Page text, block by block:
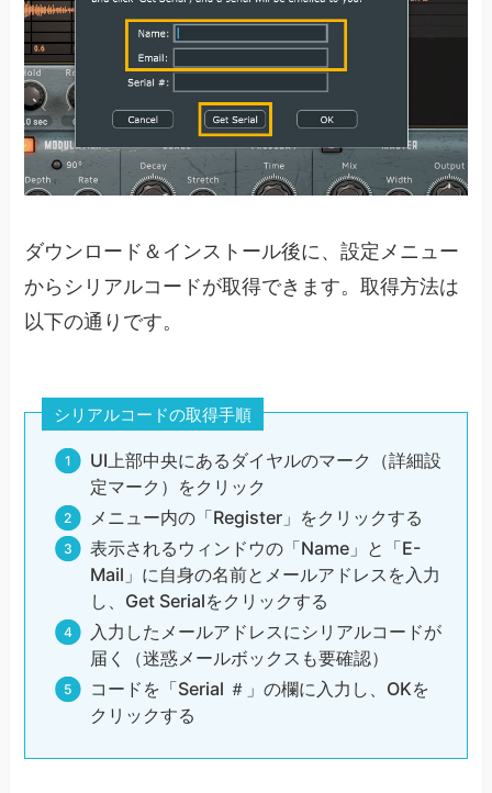
ダウンロード＆インストール後に、設定メニュー
からシリアルコードが取得できます。取得方法は
以下の通りです。
シリアルコードの取得手順
UI上部中央にあるダイヤルのマーク（詳細設
定マーク）をクリック
メニュー内の「Register」をクリックする
表示されるウィンドウの「Name」と「E-
Mail」に自身の名前とメールアドレスを入力
し、Get Serialをクリックする
入力したメールアドレスにシリアルコードが
届く（迷惑メールボックスも要確認）
コードを「Serial ＃」の欄に入力し、OKを
クリックする